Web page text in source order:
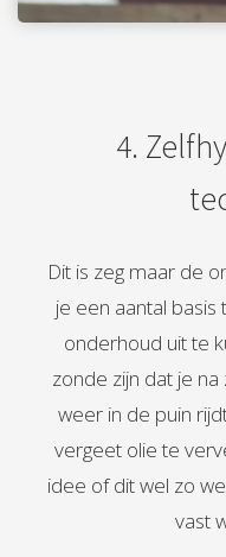
4.
Dit is zeg maar de
je een aantal
onderhoud uit te
zonde zijn dat je
weer in de puin
vergeet olie te
idee of dit wel zo
vast